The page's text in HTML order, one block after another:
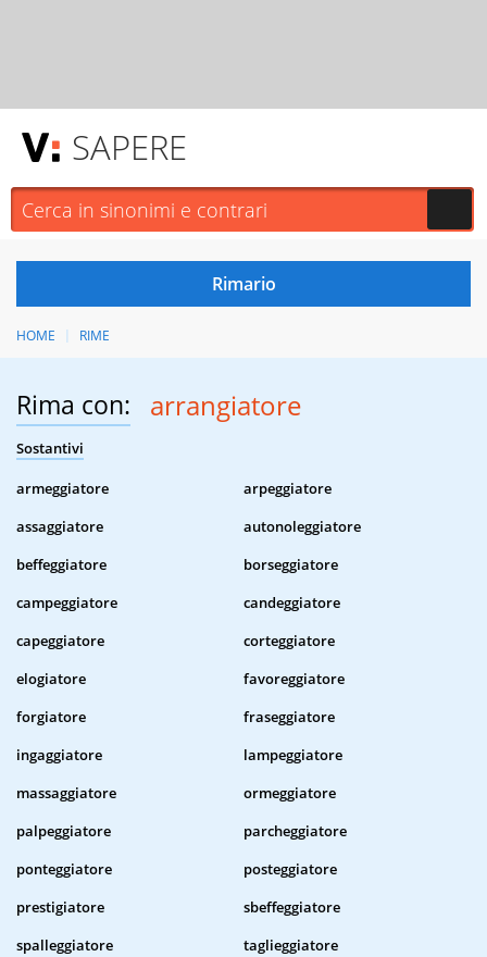
SAPERE
HOME RIME
Rima con: arrangiatore
Sostantivi
armeggiatore
arpeggiatore
assaggiatore
autonoleggiatore
beffeggiatore
borseggiatore
campeggiatore
candeggiatore
capeggiatore
corteggiatore
elogiatore
favoreggiatore
forgiatore
fraseggiatore
ingaggiatore
lampeggiatore
massaggiatore
ormeggiatore
palpeggiatore
parcheggiatore
ponteggiatore
posteggiatore
prestigiatore
sbeffeggiatore
spalleggiatore
taglieggiatore